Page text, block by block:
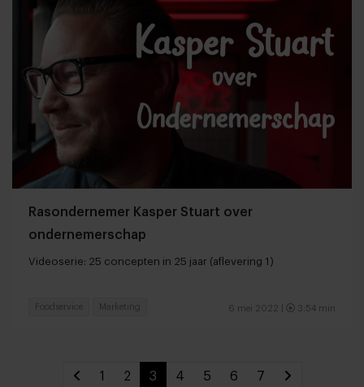
Rasondernemer Kasper Stuart over
ondernemerschap
Videoserie: 25 concepten in 25 jaar (aflevering 1)
6 mei 2022 | 3:54 min
Foodservice Marketing
1 2 3 4 5 6 7